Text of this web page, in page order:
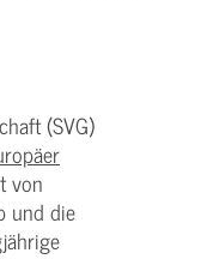
(SVG)
von
und die